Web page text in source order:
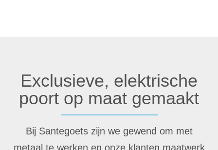
Exclusieve, elektrische
poort op maat gemaakt
Bij Santegoets zijn we gewend om met
metaal te werken en onze klanten maatwerk